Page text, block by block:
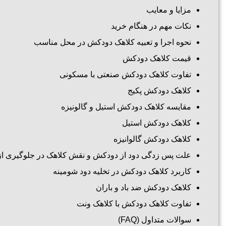
مزایا و معایب
نکات مهم در هنگام خرید
نحوه اجرا و تعبیه کلاهک دودکش در محل مناسب
قیمت کلاهک دودکش
تفاوت کلاهک دودکش صنعتی با مسکونی
کلاهک دودکش پکیج
مقایسه کلاهک دودکش استیل و گالونیزه
کلاهک دودکش استیل
کلاهک دودکش گالوانیزه
علت پس زدگی دود از دودکش و نقش کلاهک در جلوگیری
کاربرد کلاهک دودکش در تخلیه دود شومینه
کلاهک دودکش ضد باد و باران
تفاوت کلاهک دودکش با کلاهک ونت
سوالات متداول (FAQ)